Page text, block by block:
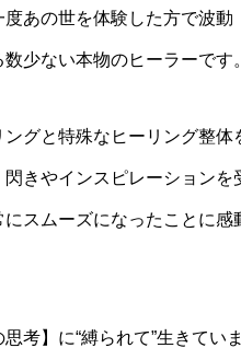
あの世を体験した方で波動
少ない本物のヒーラーです。
グと特殊なヒーリング整体
きやインスピレーションを
スムーズになったことに感
考】に“縛られて”生きていま